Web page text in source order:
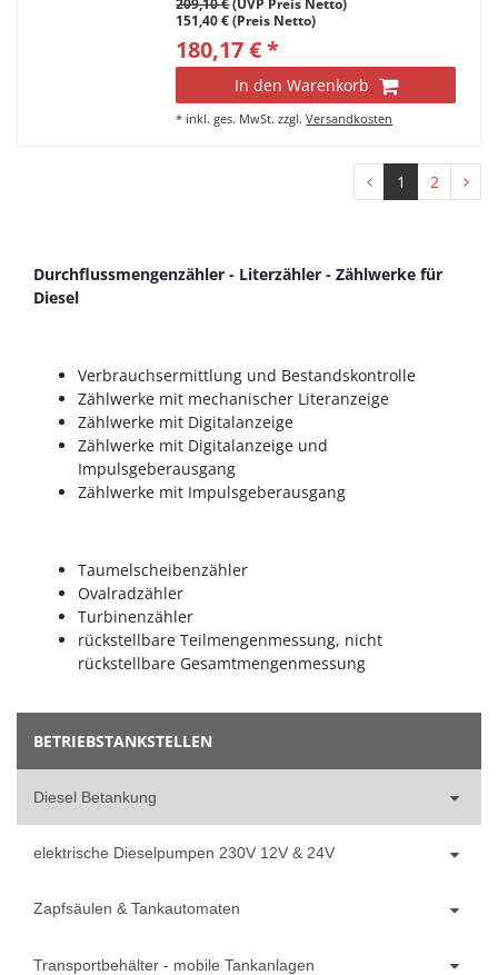
BETRIEBSTANKSTELLEN
Diesel Betankung
elektrische Dieselpumpen 230V 12V & 24V
Zapfsäulen & Tankautomaten
Transportbehälter - mobile Tankanlagen
151,40 € (Preis Netto)
180,17 € *
In den Warenkorb
* inkl. ges. MwSt. zzgl.Versandkosten
1 2
Durchflussmengenzähler - Literzähler - Zählwerke für
Diesel
Verbrauchsermittlung und Bestandskontrolle
Zählwerke mit mechanischer Literanzeige
Zählwerke mit Digitalanzeige
Zählwerke mit Digitalanzeige und
Impulsgeberausgang
Zählwerke mit Impulsgeberausgang
Taumelscheibenzähler
Ovalradzähler
Turbinenzähler
rückstellbare Teilmengenmessung, nicht
rückstellbare Gesamtmengenmessung